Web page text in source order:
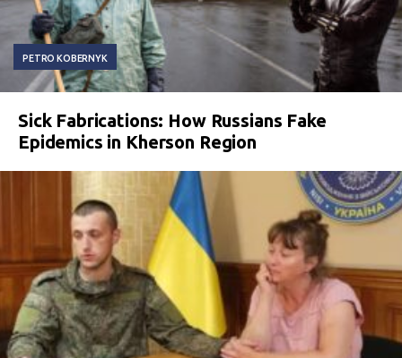
PETRO KOBERNYK
Sick Fabrications: How Russians Fake
Epidemics in Kherson Region